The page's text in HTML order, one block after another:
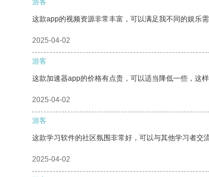
游客
这款app的视频资源非常丰富，可以满足我不同的娱乐需
2025-04-02
游客
这款加速器app的价格有点贵，可以适当降低一些，这样
2025-04-02
游客
这款学习软件的社区氛围非常好，可以与其他学习者交
2025-04-02